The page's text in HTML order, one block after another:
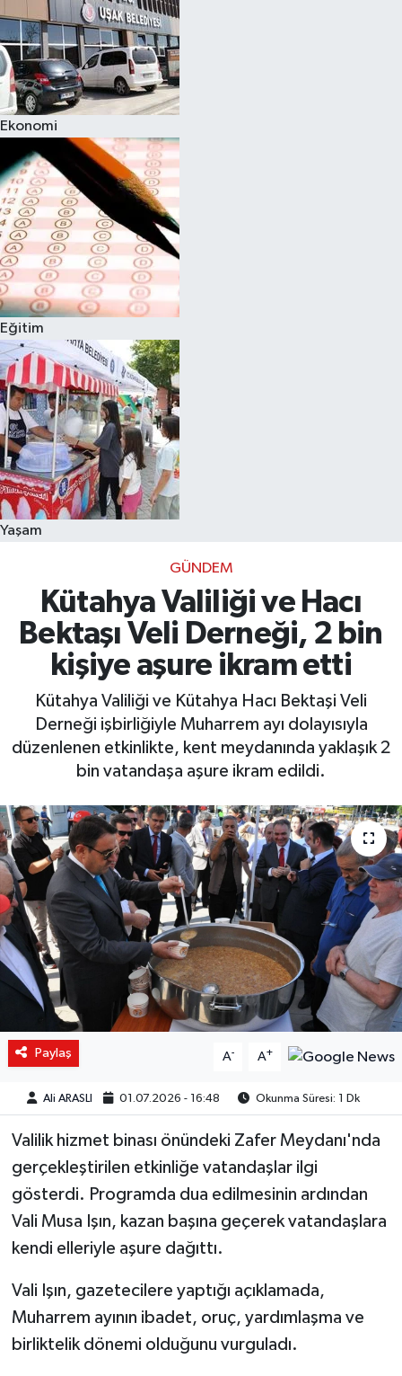
Ekonomi
Eğitim
Yaşam
GÜNDEM
Kütahya Valiliği ve Hacı
Bektaşı Veli Derneği, 2 bin
kişiye aşure ikram etti
Kütahya Valiliği ve Kütahya Hacı Bektaşi Veli
Derneği işbirliğiyle Muharrem ayı dolayısıyla
düzenlenen etkinlikte, kent meydanında yaklaşık 2
bin vatandaşa aşure ikram edildi.
Paylaş A- A+
Ali ARASLI 01.07.2026 - 16:48 Okunma Süresi: 1 Dk
Valilik hizmet binası önündeki Zafer Meydanı'nda
gerçekleştirilen etkinliğe vatandaşlar ilgi
gösterdi. Programda dua edilmesinin ardından
Vali Musa Işın, kazan başına geçerek vatandaşlara
kendi elleriyle aşure dağıttı.
Vali Işın, gazetecilere yaptığı açıklamada,
Muharrem ayının ibadet, oruç, yardımlaşma ve
birliktelik dönemi olduğunu vurguladı.